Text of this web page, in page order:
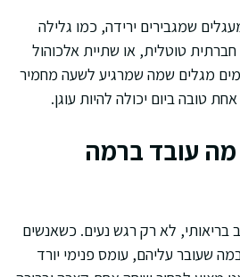
שמגבירים ירידה, כמו גלילה
טוטלית, או שתיית אלכוהול
מגלים שמה שמרגיע לשעה מחמיר
טובה ביום יכולה להיות עוגן.
עובד ברמה
לא רק רגש נעים. כשאנשים
שעובר עליהם, עומס פנימי יורד